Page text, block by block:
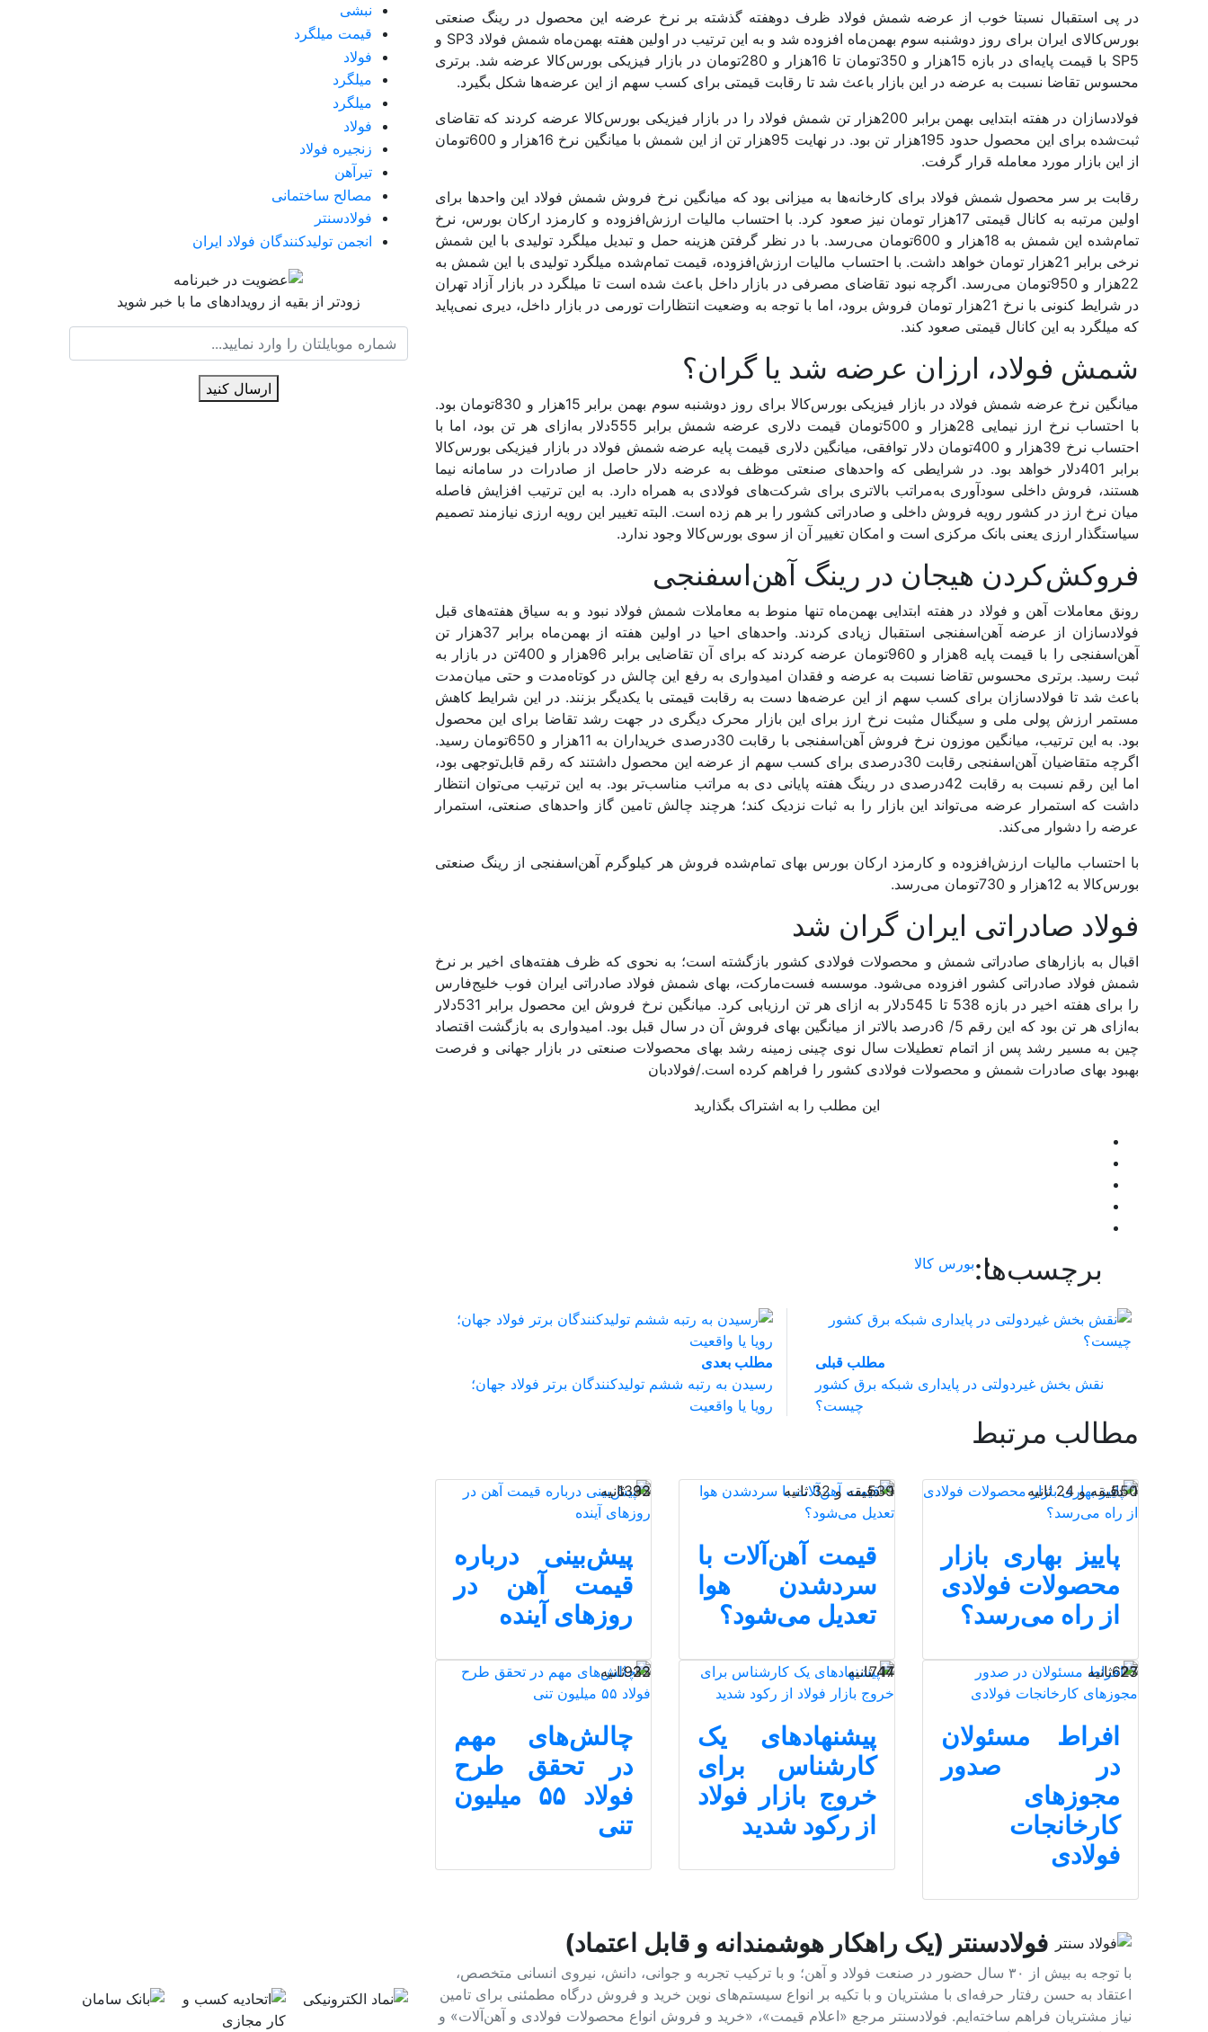
در پی استقبال نسبتا خوب از عرضه شمش فولاد ظرف دوهفته گذشته بر نرخ عرضه این محصول در رینگ صنعتی
بورس‌کالای ایران برای روز دوشنبه سوم بهمن‌ماه افزوده شد و به این ترتیب در اولین هفته بهمن‌ماه شمش فولاد SP3 و
SP5 با قیمت پایه‌‌‌ای در بازه 15‌هزار و 350تومان تا 16‌هزار و 280تومان در بازار فیزیکی بورس‌کالا عرضه شد. برتری
محسوس تقاضا نسبت به عرضه در این بازار باعث شد تا رقابت قیمتی برای کسب سهم از این عرضه‌‌‌ها شکل بگیرد.
فولادسازان در هفته ابتدایی بهمن برابر 200‌هزار تن شمش فولاد را در بازار فیزیکی بورس‌کالا عرضه کردند که تقاضای
ثبت‌شده برای این محصول حدود 195‌هزار تن بود. در نهایت 95‌هزار تن از این شمش با میانگین نرخ 16‌هزار و 600تومان
از این بازار مورد معامله قرار گرفت.
رقابت بر سر محصول شمش فولاد برای کارخانه‌‌‌ها به میزانی بود که میانگین نرخ فروش شمش فولاد این واحدها برای
اولین مرتبه به کانال قیمتی 17‌هزار تومان نیز صعود کرد. با احتساب مالیات ارزش‌افزوده و کارمزد ارکان بورس، نرخ
تمام‌شده این شمش به 18‌هزار و 600تومان می‌‌‌رسد. با در نظر گرفتن هزینه حمل و تبدیل میلگرد تولیدی با این شمش
نرخی برابر 21‌هزار تومان خواهد داشت. با احتساب مالیات ارزش‌افزوده، قیمت تمام‌شده میلگرد تولیدی با این شمش به
22‌هزار و 950تومان می‌‌‌رسد. اگرچه نبود تقاضای مصرفی در بازار داخل باعث شده است تا میلگرد در بازار آزاد تهران
در شرایط کنونی با نرخ 21‌هزار تومان فروش برود، اما با توجه به وضعیت انتظارات تورمی در بازار داخل، دیری نمی‌‌‌پاید
که میلگرد به این کانال قیمتی صعود کند.
شمش فولاد، ارزان عرضه شد یا گران؟
میانگین نرخ عرضه شمش فولاد در بازار فیزیکی بورس‌کالا برای روز دوشنبه سوم بهمن برابر 15‌هزار و 830تومان بود.
با احتساب نرخ ارز نیمایی 28‌هزار و 500تومان قیمت دلاری عرضه شمش برابر 555دلار به‌ازای هر تن بود، اما با
احتساب نرخ 39‌هزار و 400تومان دلار توافقی، میانگین دلاری قیمت پایه عرضه شمش فولاد در بازار فیزیکی بورس‌کالا
برابر 401دلار خواهد بود. در شرایطی که واحدهای صنعتی موظف به عرضه دلار حاصل از صادرات در سامانه نیما
هستند، فروش داخلی سودآوری به‌مراتب بالاتری برای شرکت‌های فولادی به همراه دارد. به این ترتیب افزایش فاصله
میان نرخ ارز در کشور رویه فروش داخلی و صادراتی کشور را بر هم زده است. البته تغییر این رویه ارزی نیازمند تصمیم
سیاستگذار ارزی یعنی بانک مرکزی است و امکان تغییر آن از سوی بورس‌کالا وجود ندارد.
فروکش‌کردن هیجان در رینگ آهن‌‌‌اسفنجی
رونق معاملات آهن و فولاد در هفته ابتدایی بهمن‌ماه تنها منوط به معاملات شمش فولاد نبود و به سیاق هفته‌‌‌های قبل
فولادسازان از عرضه آهن‌‌‌اسفنجی استقبال زیادی کردند. واحدهای احیا در اولین هفته از بهمن‌ماه برابر 37‌هزار تن
آهن‌‌‌اسفنجی را با قیمت پایه 8‌هزار و 960تومان عرضه کردند که برای آن تقاضایی برابر 96‌هزار و 400تن در بازار به
ثبت رسید. برتری محسوس تقاضا نسبت به عرضه و فقدان امیدواری به رفع این چالش در کوتاه‌مدت و حتی میان‌مدت
باعث شد تا فولادسازان برای کسب سهم از این عرضه‌‌‌ها دست به رقابت قیمتی با یکدیگر بزنند. در این شرایط کاهش
مستمر ارزش پولی ملی و سیگنال مثبت نرخ ارز برای این بازار محرک دیگری در جهت رشد تقاضا برای این محصول
بود. به این ترتیب، میانگین موزون نرخ فروش آهن‌‌‌اسفنجی با رقابت 30درصدی خریداران به 11‌هزار و 650تومان رسید.
اگرچه متقاضیان آهن‌‌‌اسفنجی رقابت 30درصدی برای کسب سهم از عرضه این محصول داشتند که رقم قابل‌توجهی بود،
اما این رقم نسبت به رقابت 42درصدی در رینگ هفته پایانی دی به مراتب مناسب‌تر بود. به این ترتیب می‌‌‌توان انتظار
داشت که استمرار عرضه می‌‌‌تواند این بازار را به ثبات نزدیک کند؛ هرچند چالش تامین گاز واحدهای صنعتی، استمرار
عرضه را دشوار می‌کند.
با احتساب مالیات ارزش‌افزوده و کارمزد ارکان بورس بهای تمام‌شده فروش هر کیلوگرم آهن‌‌‌اسفنجی از رینگ صنعتی
بورس‌کالا به 12‌هزار و 730تومان می‌‌‌رسد.
فولاد صادراتی ایران گران شد
اقبال به بازارهای صادراتی شمش و محصولات فولادی کشور بازگشته است؛ به نحوی که ظرف هفته‌‌‌های اخیر بر نرخ
شمش فولاد صادراتی کشور افزوده می‌شود. موسسه فست‌مارکت، بهای شمش فولاد صادراتی ایران فوب خلیج‌فارس
را برای هفته اخیر در بازه 538 تا 545دلار به ازای هر تن ارزیابی کرد. میانگین نرخ فروش این محصول برابر 531دلار
به‌ازای هر تن بود که این رقم 5/ 6‌درصد بالاتر از میانگین بهای فروش آن در سال قبل بود. امیدواری به بازگشت اقتصاد
چین به مسیر رشد پس از اتمام تعطیلات سال نوی چینی زمینه رشد بهای محصولات صنعتی در بازار جهانی و فرصت
بهبود بهای صادرات شمش و محصولات فولادی کشور را فراهم کرده است./فولادبان
این مطلب را به اشتراک بگذارید
برچسب‌ها:بورس کالا
مطلب قبلی
نقش‌ بخش غیردولتی در پایداری شبکه برق کشور
چیست؟
مطلب بعدی
رسیدن به رتبه ششم تولیدکنندگان برتر فولاد جهان؛
رویا یا واقعیت
مطالب مرتبط
1 دقیقه و 24 ثانیه
550
پاییز بهاری بازار
محصولات فولادی
از راه می‌رسد؟
1 دقیقه و 32 ثانیه
539
قیمت آهن‌آلات با
سردشدن هوا
تعدیل می‌شود؟
32 ثانیه
1393
پیش‌بینی درباره
قیمت آهن در
روزهای آینده
23 ثانیه
627
افراط مسئولان
در صدور
مجوزهای
کارخانجات
فولادی
17 ثانیه
744
پیشنهادهای یک
کارشناس برای
خروج بازار فولاد
از رکود شدید
23 ثانیه
932
چالش‌های مهم
در تحقق طرح
فولاد ۵۵ میلیون
تنی
نبشی
قیمت میلگرد
فولاد
میلگرد
میلگرد
فولاد
زنجیره فولاد
تیرآهن
مصالح ساختمانی
فولادسنتر
انجمن تولیدکنندگان فولاد ایران
زودتر از بقیه از رویدادهای ما با خبر شوید
ارسال کنید
فولادسنتر (یک راهکار هوشمندانه و قابل اعتماد)
با توجه به بیش از ۳۰ سال حضور در صنعت فولاد و آهن؛ و با ترکیب تجربه و جوانی، دانش، نیروی انسانی متخصص،
اعتقاد به حسن رفتار حرفه‌ای با مشتریان و با تکیه بر انواع سیستم‌های نوین خرید و فروش درگاه مطمئنی برای تامین
نیاز مشتریان فراهم ساخته‌ایم. فولادسنتر مرجع «اعلام قیمت»، «خرید و فروش انواع محصولات فولادی و آهن‌آلات» و